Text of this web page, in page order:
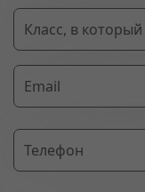
Email
Телефон